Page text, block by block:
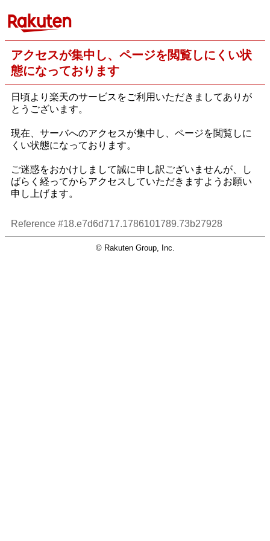
アクセスが集中し、ページを閲覧しにくい状
態になっております
日頃より楽天のサービスをご利用いただきましてありが
とうございます。
現在、サーバへのアクセスが集中し、ページを閲覧しに
くい状態になっております。
ご迷惑をおかけしまして誠に申し訳ございませんが、し
ばらく経ってからアクセスしていただきますようお願い
申し上げます。
Reference #18.e7d6d717.1786101789.73b27928
© Rakuten Group, Inc.